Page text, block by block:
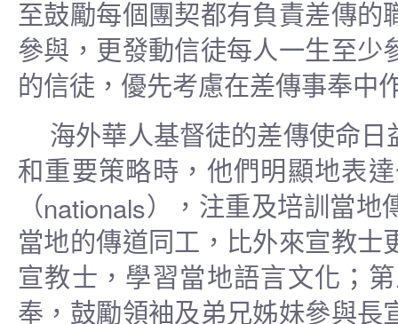
至鼓勵每個團契都有負責差傳
參與，更發動信徒每人一生至少
的信徒，優先考慮在差傳事奉中
海外華人基督徒的差傳使命
和重要策略時，他們明顯地表
（nationals），注重及培訓當地
當地的傳道同工，比外來宣教
宣教士，學習當地語言文化；
奉，鼓勵領袖及弟兄姊妹參與長